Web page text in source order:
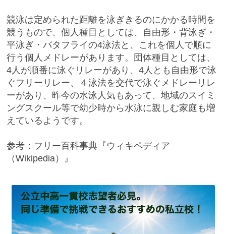
競泳は定められた距離を泳ぎきるのにかかる時間を
競うもので、個人種目としては、自由形・背泳ぎ・
平泳ぎ・バタフライの4泳法と、これを個人で順に
行う個人メドレーがあります。団体種目としては、
4人が順番に泳ぐリレーがあり、4人とも自由形で泳
ぐフリーリレー、４泳法を交代で泳ぐメドレーリレ
ーがあり、昨今の水泳人気もあって、地域のスイミ
ングスクール等で幼少時から水泳に親しむ家庭も増
えているようです。
参考：フリー百科事典『ウィキペディア
（Wikipedia）』